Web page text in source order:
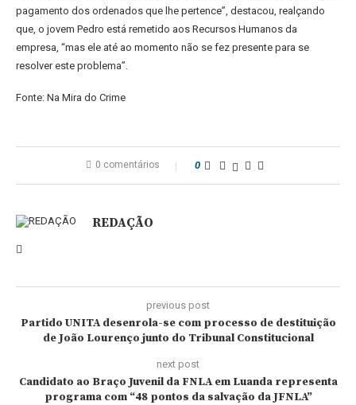
pagamento dos ordenados que lhe pertence”, destacou, realçando
que, o jovem Pedro está remetido aos Recursos Humanos da
empresa, “mas ele até ao momento não se fez presente para se
resolver este problema”.
Fonte: Na Mira do Crime
0 comentários 0
REDAÇÃO
previous post
Partido UNITA desenrola-se com processo de destituição
de João Lourenço junto do Tribunal Constitucional
next post
Candidato ao Braço Juvenil da FNLA em Luanda representa
programa com “48 pontos da salvação da JFNLA”